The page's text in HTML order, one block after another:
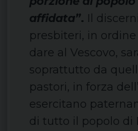
affidata”. Il
presbiteri, in
dare al Vescovo,
soprattutto da
pastori, in forza
esercitano
di tutto il popolo di